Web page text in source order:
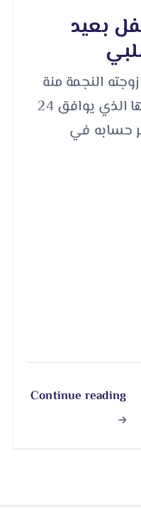
بعيد
النجمة منة
شلبي بمناسبة عيد ميلادها الذي يوافق 24
حسابه في
Continue reading